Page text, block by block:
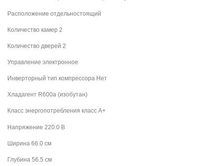
Расположение отдельностоящий
Количество камер 2
Количество дверей 2
Управление электронное
Инверторный тип компрессора Нет
Хладагент R600a (изобутан)
Класс энергопотребления класс A+
Напряжение 220.0 В
Ширина 66.0 см
Глубина 56.5 см